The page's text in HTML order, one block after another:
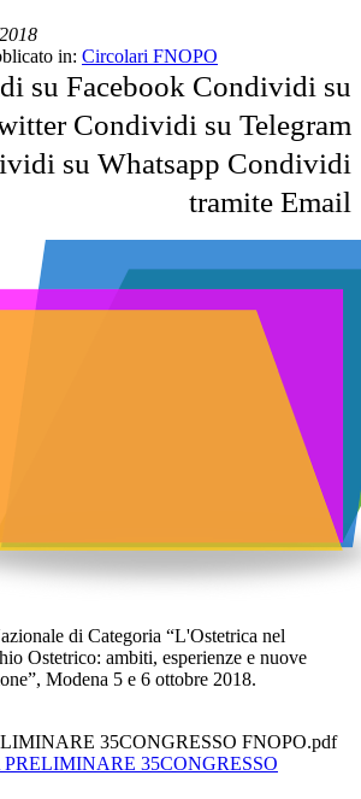
in: Circolari FNOPO
su Facebook Condividi su
Condividi su Telegram
su Whatsapp Condividi
tramite Email
di Categoria “L'Ostetrica nel
Ostetrico: ambiti, esperienze e nuove
Modena 5 e 6 ottobre 2018.
35CONGRESSO FNOPO.pdf
35CONGRESSO